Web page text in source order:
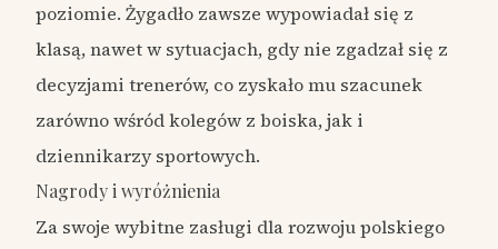
poziomie. Żygadło zawsze wypowiadał się z
klasą, nawet w sytuacjach, gdy nie zgadzał się z
decyzjami trenerów, co zyskało mu szacunek
zarówno wśród kolegów z boiska, jak i
dziennikarzy sportowych.
Nagrody i wyróżnienia
Za swoje wybitne zasługi dla rozwoju polskiego